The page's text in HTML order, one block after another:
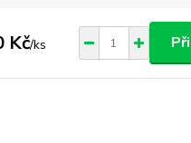
Kč/ks